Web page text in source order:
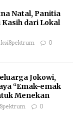
Natal, Panitia
dari Lokal
0
Jokowi,
“Emak-emak
Menekan
0